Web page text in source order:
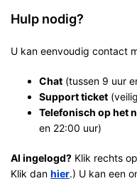
Hulp nodig?
U kan eenvoudig contact
Chat (tussen 9 uur
Support ticket
Telefonisch op het
en 22:00 uur)
Al ingelogd? Klik rechts
Klik dan hier.) U kan een